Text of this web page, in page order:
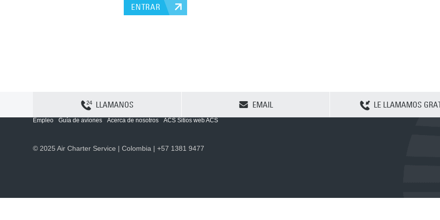
ENTRAR
LLAMANOS EMAIL LE LLAMAMOS
Sitemap Política y privacidad
Empleo
Guía de aviones Acerca de nosotros ACS Sitios web ACS
© 2025 Air Charter Service | Colombia | +57 1381 9477